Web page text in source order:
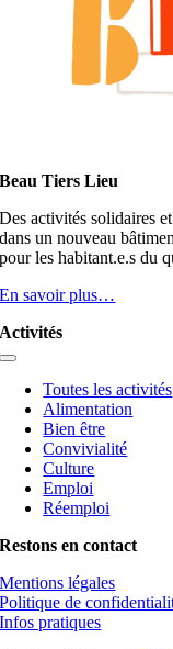
Beau Tiers Lieu
Des activités solidaires
dans un nouveau
pour les habitant.e.s du
En savoir plus…
Activités
Toggle
NavigationToutes les activités
Alimentation
Bien être
Convivialité
Culture
Emploi
Réemploi
Restons en contact
Mentions légales
Politique de
Infos pratiques